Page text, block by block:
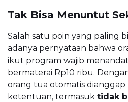
Tak Bisa Menuntut
Salah satu poin yang paling
adanya pernyataan bahwa
ikut program wajib
bermaterai Rp10 ribu.
orang tua otomatis
ketentuan, termasuk tidak